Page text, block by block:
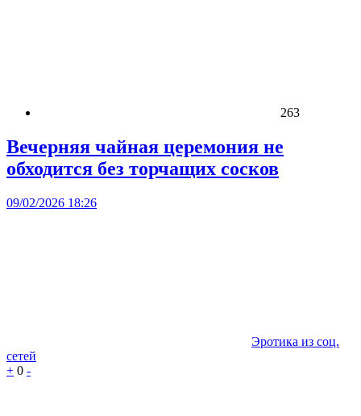
263
Вечерняя чайная церемония не
обходится без торчащих сосков
09/02/2026 18:26
Эротика из соц.
сетей
+ 0 -